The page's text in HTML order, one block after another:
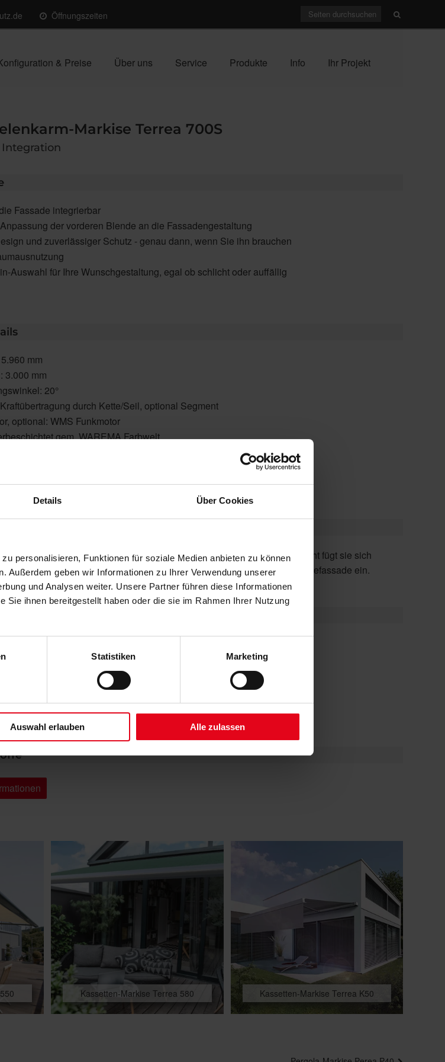
Details Über Cookies
personalisieren, Funktionen für soziale Medien anbieten zu können
Außerdem geben wir Informationen zu Ihrer Verwendung unserer
und Analysen weiter. Unsere Partner führen diese Informationen
Sie ihnen bereitgestellt haben oder die sie im Rahmen Ihrer Nutzung
Statistiken Marketing
Auswahl erlauben Alle zulassen
Öffnungszeiten
& Preise Über uns Service Produkte Info Ihr Projekt
Markise Terrea 700S
Fassade integrierbar
der vorderen Blende an die Fassadengestaltung
und zuverlässiger Schutz - genau dann, wenn Sie ihn brauchen
Auswahl für Ihre Wunschgestaltung, egal ob schlicht oder auffällig
mm
3.000 mm
20°
durch Kette/Seil, optional Segment
optional: WMS Funkmotor
gem. WAREMA Farbwelt
Acryl, optional Acryl All Weather, Starlight Blue, Soltis 92, Twilight Pearl
Markise schaffen Sie jederzeit
Schattenplätzchen. Dank der
im Schacht fügt sie sich
besonders dezent in die Gebäudefassade ein.
schützt die Markise bei starkem Wind
(Siebdruck)
zu Ausstattungsextras Terrea Terrassen-Markisen
Kassetten-Markise Terrea 580 Kassetten-Markise Terrea K50